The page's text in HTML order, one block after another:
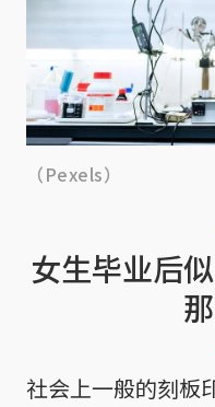
（Pexels）
女生毕业后
社会上一般的刻板